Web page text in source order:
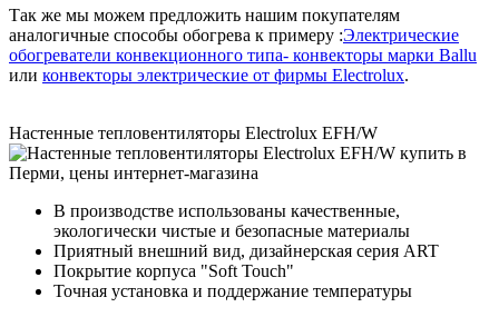
Так же мы можем предложить нашим покупателям
аналогичные способы обогрева к примеру :Электрические
обогреватели конвекционного типа- конвекторы марки Ballu
или конвекторы электрические от фирмы Electrolux.
Настенные тепловентиляторы Electrolux EFH/W
В производстве использованы качественные,
экологически чистые и безопасные материалы
Приятный внешний вид, дизайнерская серия ART
Покрытие корпуса "Soft Touch"
Точная установка и поддержание температуры